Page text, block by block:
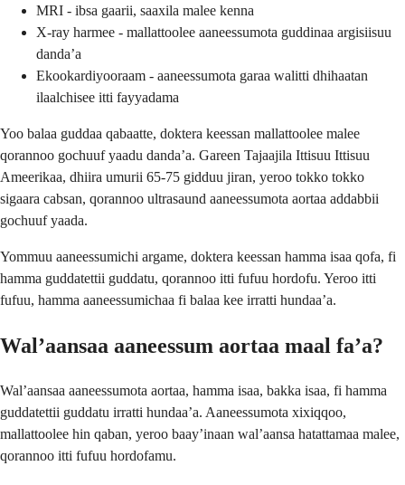
MRI - ibsa gaarii, saaxila malee kenna
X-ray harmee - mallattoolee aaneessumota guddinaa argisiisuu
dandaʼa
Ekookardiyooraam - aaneessumota garaa walitti dhihaatan
ilaalchisee itti fayyadama
Yoo balaa guddaa qabaatte, doktera keessan mallattoolee malee
qorannoo gochuuf yaadu dandaʼa. Gareen Tajaajila Ittisuu Ittisuu
Ameerikaa, dhiira umurii 65-75 gidduu jiran, yeroo tokko tokko
sigaara cabsan, qorannoo ultrasaund aaneessumota aortaa addabbii
gochuuf yaada.
Yommuu aaneessumichi argame, doktera keessan hamma isaa qofa, fi
hamma guddatettii guddatu, qorannoo itti fufuu hordofu. Yeroo itti
fufuu, hamma aaneessumichaa fi balaa kee irratti hundaaʼa.
Walʼaansaa aaneessum aortaa maal faʼa?
Walʼaansaa aaneessumota aortaa, hamma isaa, bakka isaa, fi hamma
guddatettii guddatu irratti hundaaʼa. Aaneessumota xixiqqoo,
mallattoolee hin qaban, yeroo baayʼinaan walʼaansa hatattamaa malee,
qorannoo itti fufuu hordofamu.